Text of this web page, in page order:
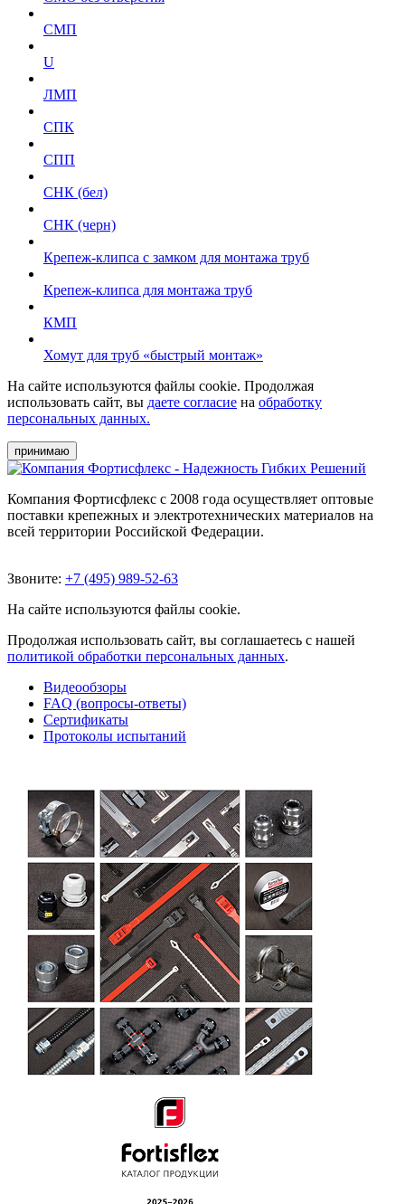
СМП
U
ЛМП
СПК
СПП
СНК (бел)
СНК (черн)
Крепеж-клипса с замком для монтажа труб
Крепеж-клипса для монтажа труб
КМП
Хомут для труб «быстрый монтаж»
На сайте используются файлы cookie. Продолжая
использовать сайт, вы даете согласие на обработку
персональных данных.
принимаю
Компания Фортисфлекс с 2008 года осуществляет оптовые
поставки крепежных и электротехнических материалов на
всей территории Российской Федерации.
Звоните: +7 (495) 989-52-63
На сайте используются файлы cookie.
Продолжая использовать сайт, вы соглашаетесь с нашей
политикой обработки персональных данных.
Видеообзоры
FAQ (вопросы-ответы)
Сертификаты
Протоколы испытаний